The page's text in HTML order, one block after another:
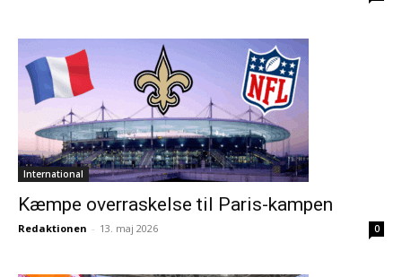
International
Kæmpe overraskelse til Paris-kampen
Redaktionen - 13. maj 2026 0